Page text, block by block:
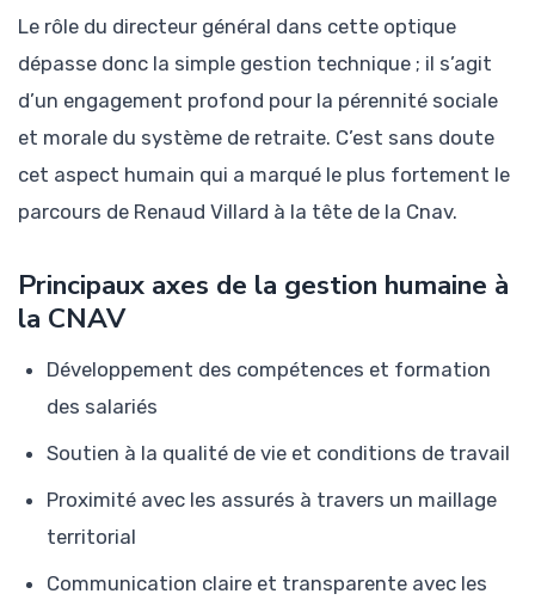
Le rôle du directeur général dans cette optique
dépasse donc la simple gestion technique ; il s’agit
d’un engagement profond pour la pérennité sociale
et morale du système de retraite. C’est sans doute
cet aspect humain qui a marqué le plus fortement le
parcours de Renaud Villard à la tête de la Cnav.
Principaux axes de la gestion humaine à
la CNAV
Développement des compétences et formation
des salariés
Soutien à la qualité de vie et conditions de travail
Proximité avec les assurés à travers un maillage
territorial
Communication claire et transparente avec les